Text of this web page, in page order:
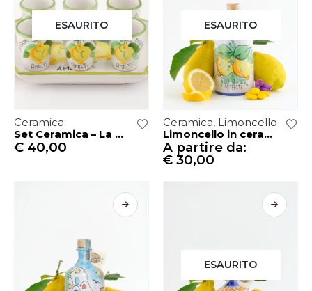
ESAURITO
Ceramica
Set Ceramica – La Valle dei Mulini
€ 40,00
ESAURITO
Ceramica, Limoncello
Limoncello in ceramica – Bottiglia 50 cl Limoni
A partire da:
€ 30,00
ESAURITO